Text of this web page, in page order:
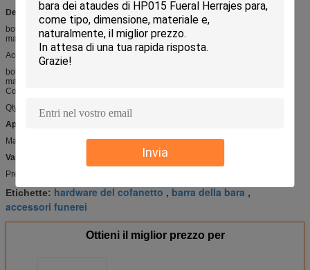
Invia
Descrizione:
bottone della bara
materiale: metallo
Accessorio D033 della bara
bottone della bara
materiale: metallo
Colore: Dorato, bronzeo, bronzo di rosso
Qty di min: 30000pcs
Applicazioni:
Maniglia e decorazione del metallo o di legno del cofanetto
Vantaggio competitivo:
Prezzo competitivo e di alta qualità
Etichette: hardware del cofanetto , barra della bara ,
accessori funerei
Ottieni il miglior prezzo per